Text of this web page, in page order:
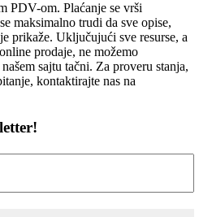
PDV-om. Plaćanje se vrši
maksimalno trudi da sve opise,
prikaže. Uključujući sve resurse, a
prodaje, ne možemo
sajtu tačni. Za proveru stanja,
kontaktirajte nas na